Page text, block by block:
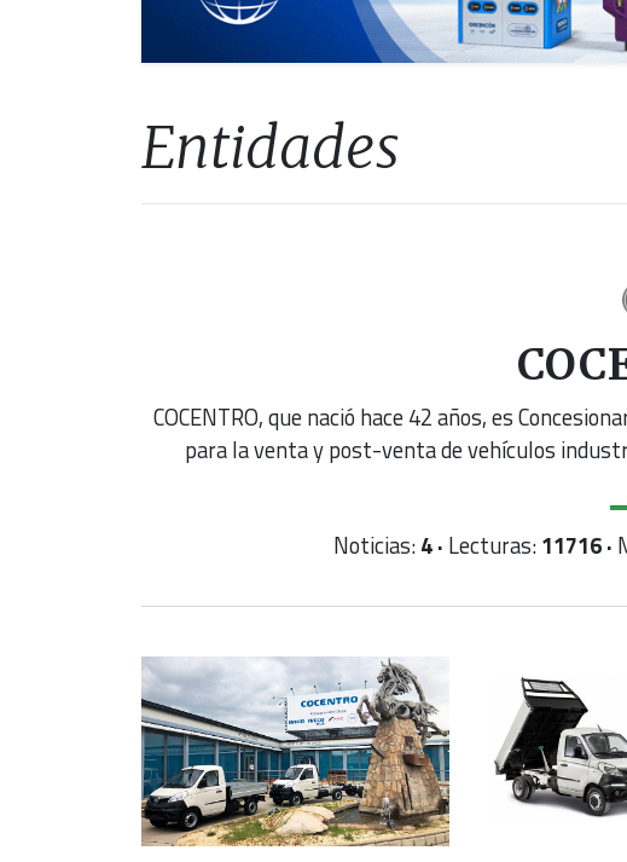
Entidades
COCENTRO, que nació hace 42 años, es
para la venta y post-venta de vehículos
Noticias:4 · Lecturas:11716 ·